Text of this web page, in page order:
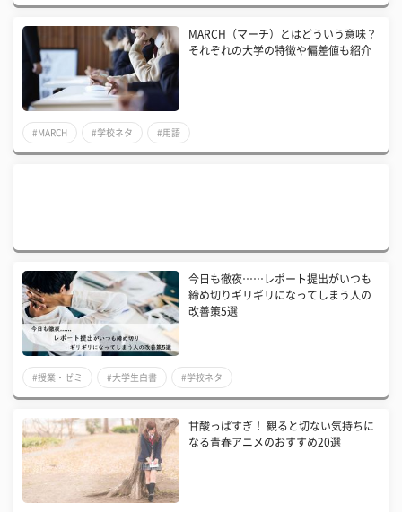
MARCH（マーチ）とはどういう意味？
それぞれの大学の特徴や偏差値も紹介
#MARCH #学校ネタ #用語
今日も徹夜……レポート提出がいつも
締め切りギリギリになってしまう人の
改善策5選
#授業・ゼミ #大学生白書 #学校ネタ
甘酸っぱすぎ！ 観ると切ない気持ちに
なる青春アニメのおすすめ20選